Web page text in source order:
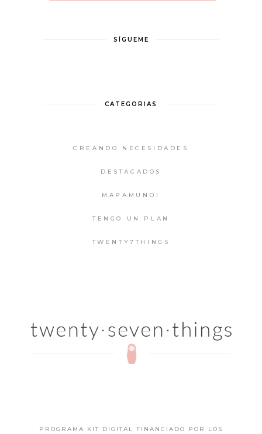
SÍGUEME
CATEGORIAS
CREANDO NECESIDADES
DESTACADOS
MAPAMUNDI
TENGO UN PLAN
TWENTY7THINGS
PROGRAMA KIT DIGITAL FINANCIADO POR LOS